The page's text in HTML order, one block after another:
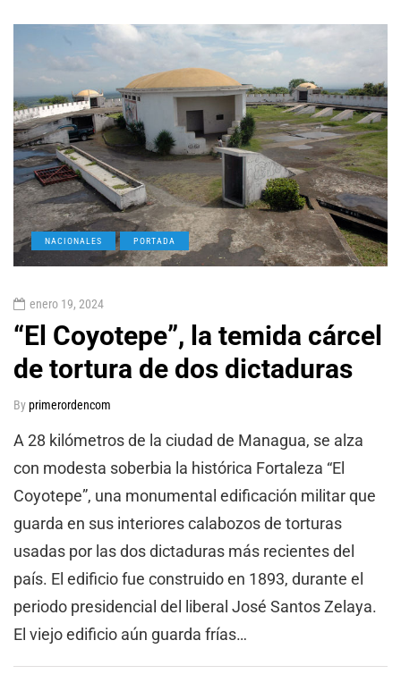
NACIONALES PORTADA
enero 19, 2024
“El Coyotepe”, la temida cárcel
de tortura de dos dictaduras
Byprimerordencom
A 28 kilómetros de la ciudad de Managua, se alza
con modesta soberbia la histórica Fortaleza “El
Coyotepe”, una monumental edificación militar que
guarda en sus interiores calabozos de torturas
usadas por las dos dictaduras más recientes del
país. El edificio fue construido en 1893, durante el
periodo presidencial del liberal José Santos Zelaya.
El viejo edificio aún guarda frías…